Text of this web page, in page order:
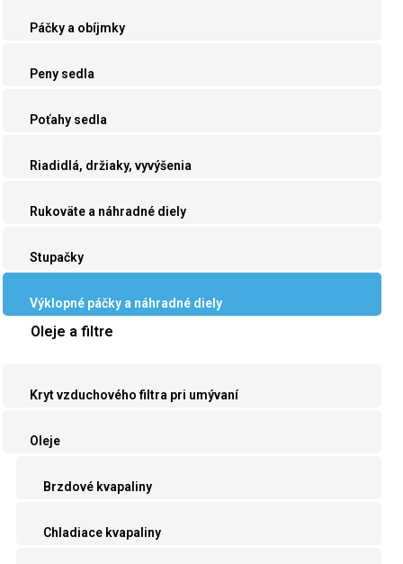
Páčky a obíjmky
Peny sedla
Poťahy sedla
Riadidlá, držiaky, vyvýšenia
Rukoväte a náhradné diely
Stupačky
Výklopné páčky a náhradné diely
Oleje a filtre
Kryt vzduchového filtra pri umývaní
Oleje
Brzdové kvapaliny
Chladiace kvapaliny